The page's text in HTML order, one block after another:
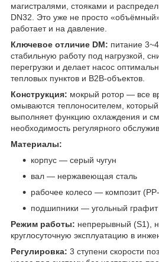
магистралями, стояками и
DN32. Это уже не просто
работает и на давление.
Ключевое отличие DM: питание
стабильную работу под нагрузкой,
перегрузки и делает насос
тепловых пунктов и B2B-объектов.
Конструкция: мокрый ротор — все
омываются теплоносителем,
выполняет функцию охлаждения и
необходимость регулярного
Материалы:
корпус — серый чугун
вал — нержавеющая сталь
рабочее колесо — композит
подшипники — угольный графит
Режим работы: непрерывный (S1),
круглосуточную эксплуатацию в
Регулировка: 3 ступени скорости